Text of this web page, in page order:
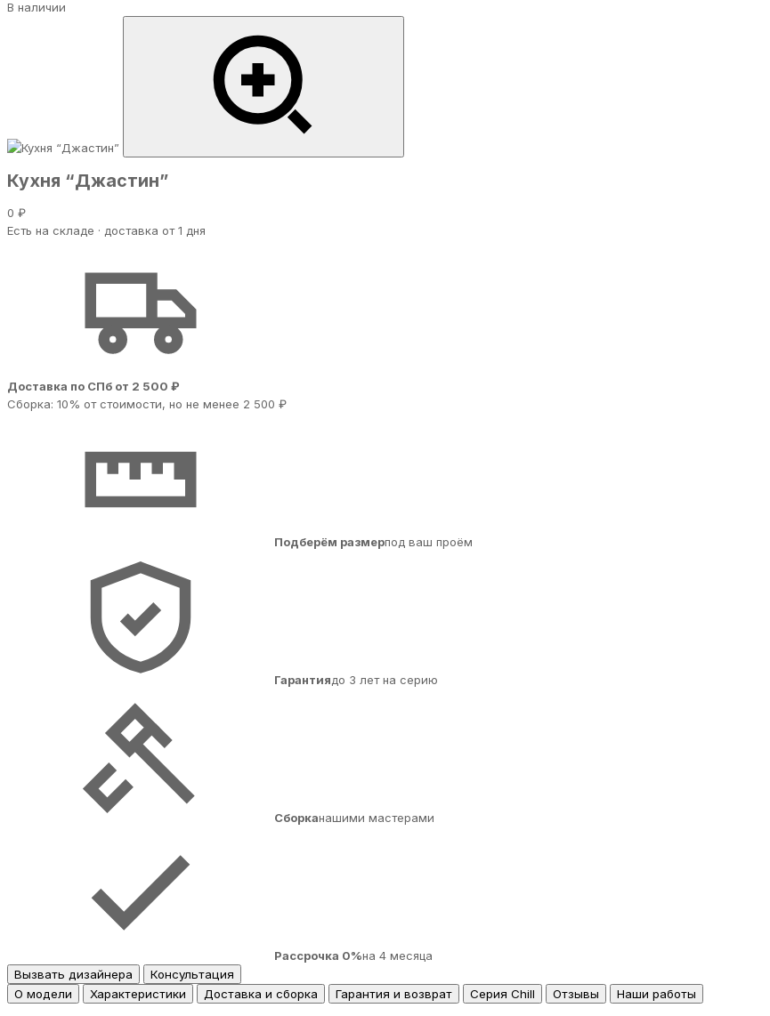
В наличии
Кухня “Джастин”
0 ₽
Есть на складе · доставка от 1 дня
Доставка по СПб от 2 500 ₽
Сборка: 10% от стоимости, но не менее 2 500 ₽
Подберём размерпод ваш проём
Гарантиядо 3 лет на серию
Сборканашими мастерами
Рассрочка 0%на 4 месяца
Вызвать дизайнера
Консультация
О модели
Характеристики Доставка и сборка Гарантия и возврат Серия Chill Отзывы Наши работы